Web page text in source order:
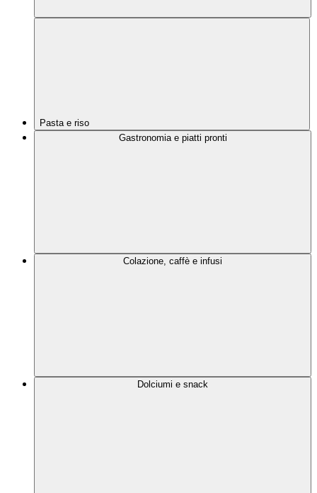
Pasta e riso
Gastronomia e piatti pronti
Colazione, caffè e infusi
Dolciumi e snack